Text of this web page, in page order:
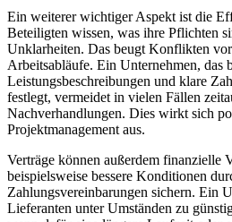
Ein weiterer wichtiger Aspekt ist die
Beteiligten wissen, was ihre Pflichten
Unklarheiten. Das beugt Konflikten
Arbeitsabläufe. Ein Unternehmen, das
Leistungsbeschreibungen und klare
festlegt, vermeidet in vielen Fällen
Nachverhandlungen. Dies wirkt sich
Projektmanagement aus.
Verträge können außerdem finanzielle
beispielsweise bessere Konditionen
Zahlungsvereinbarungen sichern. Ein
Lieferanten unter Umständen zu